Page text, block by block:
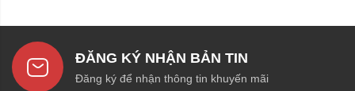
ĐĂNG KÝ NHẬN BẢN TIN
Đăng ký để nhận thông tin khuyến mãi